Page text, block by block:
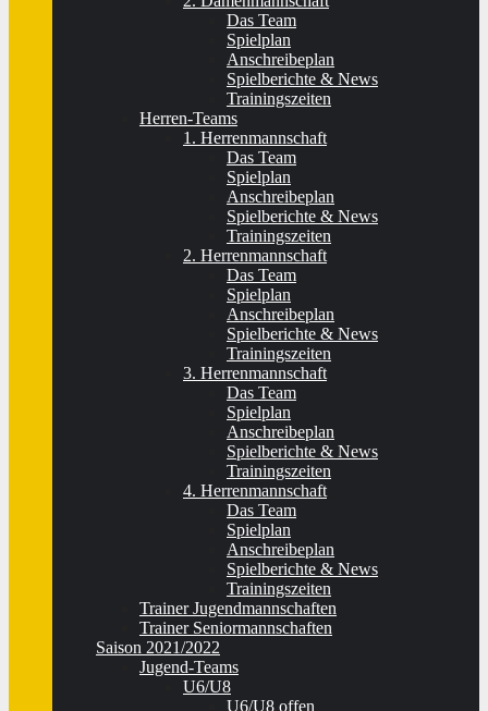
Das Team
Spielplan
Anschreibeplan
Spielberichte & News
Trainingszeiten
Herren-Teams
1. Herrenmannschaft
Das Team
Spielplan
Anschreibeplan
Spielberichte & News
Trainingszeiten
2. Herrenmannschaft
Das Team
Spielplan
Anschreibeplan
Spielberichte & News
Trainingszeiten
3. Herrenmannschaft
Das Team
Spielplan
Anschreibeplan
Spielberichte & News
Trainingszeiten
4. Herrenmannschaft
Das Team
Spielplan
Anschreibeplan
Spielberichte & News
Trainingszeiten
Trainer Jugendmannschaften
Trainer Seniormannschaften
Saison 2021/2022
Jugend-Teams
U6/U8
U6/U8 offen